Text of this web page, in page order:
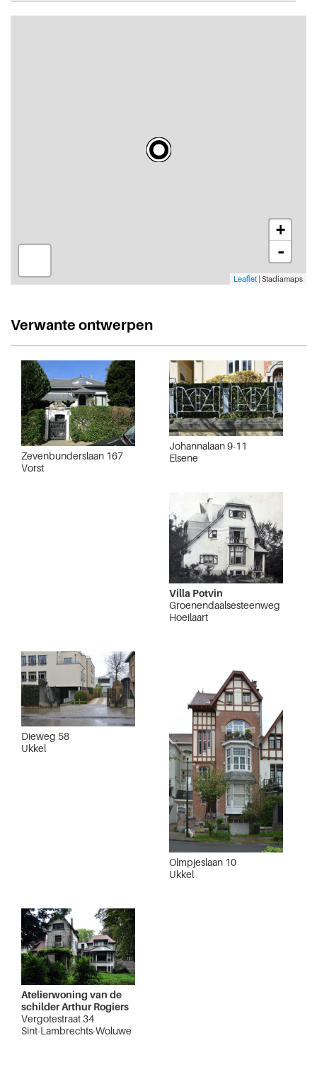
+
-
Leaflet | Stadiamaps
Verwante ontwerpen
Zevenbunderslaan 167
Vorst
Johannalaan 9-11
Elsene
Villa Potvin
Groenendaalsesteenweg
Hoeilaart
Dieweg 58
Ukkel
Olmpjeslaan 10
Ukkel
Atelierwoning van de
schilder Arthur Rogiers
Vergotestraat 34
Sint-Lambrechts-Woluwe